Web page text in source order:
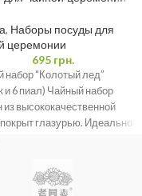
, Наборы посуды для
церемонии
695грн.
набор “Колотый лед”
и 6 пиал) Чайный набор
из высококачественной
глазурью. Идеально
для повседневного